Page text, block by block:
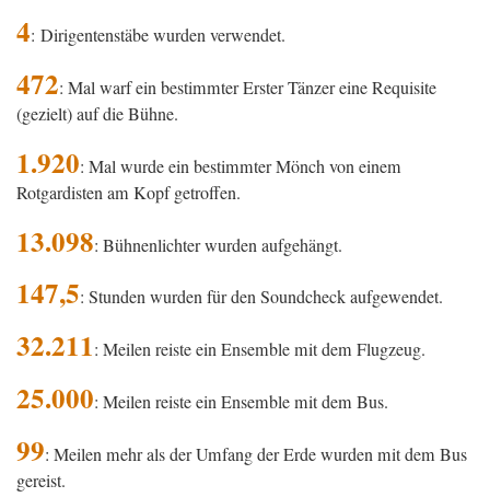
4: Dirigentenstäbe wurden verwendet.
472: Mal warf ein bestimmter Erster Tänzer eine Requisite
(gezielt) auf die Bühne.
1.920: Mal wurde ein bestimmter Mönch von einem
Rotgardisten am Kopf getroffen.
13.098: Bühnenlichter wurden aufgehängt.
147,5: Stunden wurden für den Soundcheck aufgewendet.
32.211: Meilen reiste ein Ensemble mit dem Flugzeug.
25.000: Meilen reiste ein Ensemble mit dem Bus.
99: Meilen mehr als der Umfang der Erde wurden mit dem Bus
gereist.